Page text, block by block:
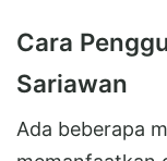
Cara
Sariawan
Ada beberapa